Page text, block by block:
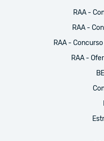
RAA -
RAA -
RAA -
RAA -